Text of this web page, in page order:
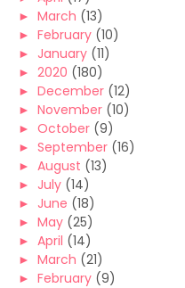
► March (13)
► February (10)
► January (11)
► 2020 (180)
► December (12)
► November (10)
► October (9)
► September (16)
► August (13)
► July (14)
► June (18)
► May (25)
► April (14)
► March (21)
► February (9)